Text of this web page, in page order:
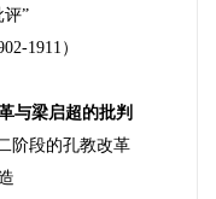
”
1911）
与梁启超的批判
阶段的孔教改革